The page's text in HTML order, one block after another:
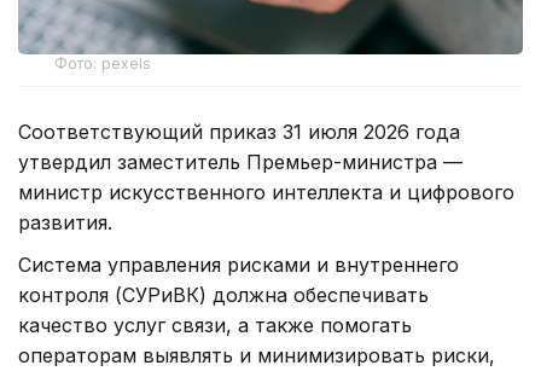
Фото: pexels
Соответствующий приказ 31 июля 2026 года
утвердил заместитель Премьер-министра —
министр искусственного интеллекта и цифрового
развития.
Система управления рисками и внутреннего
контроля (СУРиВК) должна обеспечивать
качество услуг связи, а также помогать
операторам выявлять и минимизировать риски,